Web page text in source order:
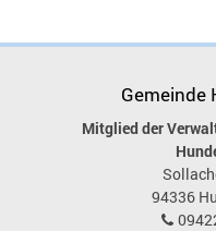
Gemeinde
Mitglied der
94336